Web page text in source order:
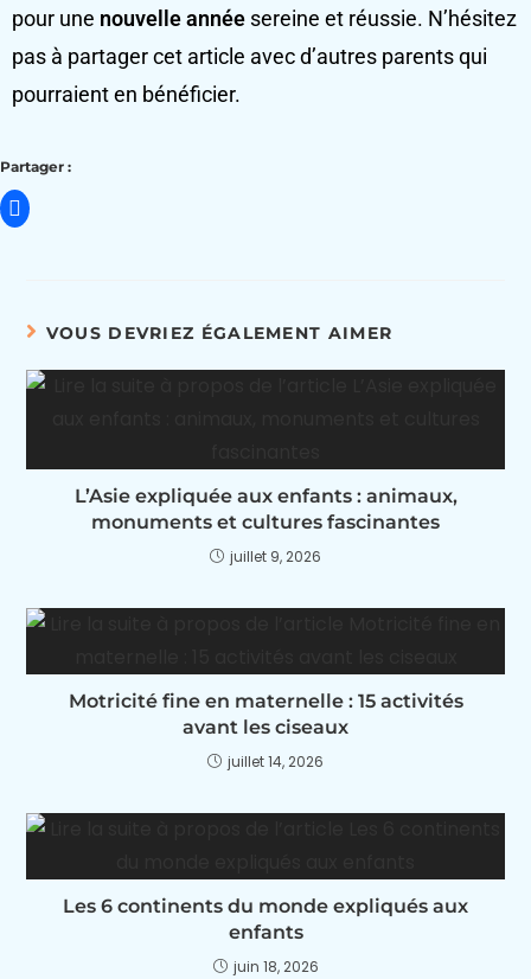
pour une nouvelle année sereine et réussie. N’hésitez
pas à partager cet article avec d’autres parents qui
pourraient en bénéficier.
Partager :
VOUS DEVRIEZ ÉGALEMENT AIMER
L’Asie expliquée aux enfants : animaux,
monuments et cultures fascinantes
juillet 9, 2026
Motricité fine en maternelle : 15 activités
avant les ciseaux
juillet 14, 2026
Les 6 continents du monde expliqués aux
enfants
juin 18, 2026